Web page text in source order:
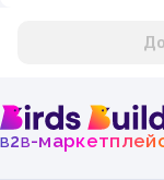
b2b-